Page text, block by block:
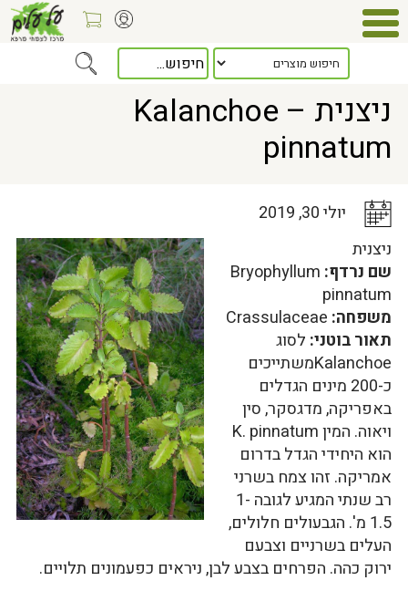
כלל המאמרים> ניצנית – Kalanchoe pinnatum
ניצנית – Kalanchoe
pinnatum
יולי 30, 2019
ניצנית
שם נרדף: Bryophyllum
pinnatum
משפחה:
תאור בוטני: לסוג
Kalanchoeמשתייכים
כ-200 מינים הגדלים
באפריקה, מדגסקר, סין
ויאוה. המין K. pinnatum
הוא היחידי הגדל בדרום
אמריקה. זהו צמח בשרני
רב שנתי המגיע לגובה 1-
1.5 מ'. הגבעולים חלולים,
העלים בשרניים וצבעם
ירוק כהה. הפרחים בצבע לבן, ניראים כפעמונים תלויים.